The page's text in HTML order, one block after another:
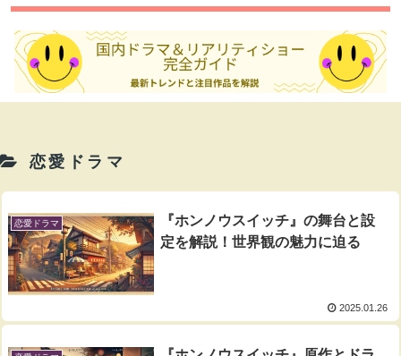
恋愛ドラマ
恋愛ドラマ
『ホンノウスイッチ』の舞台と設
定を解説！世界観の魅力に迫る
2025.01.26